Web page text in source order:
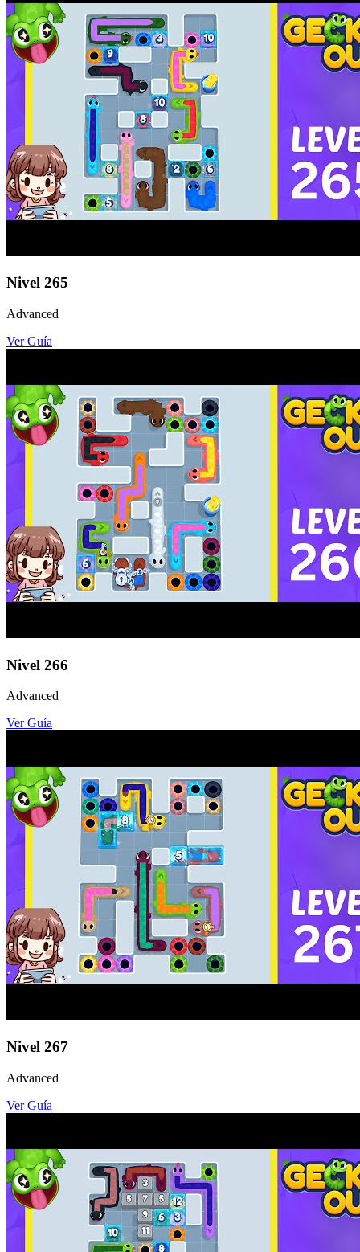
Nivel 265
Advanced
Ver Guía
Nivel 266
Advanced
Ver Guía
Nivel 267
Advanced
Ver Guía